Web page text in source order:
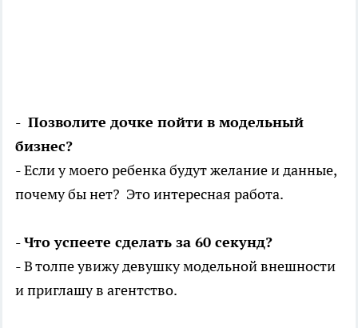
- Позволите дочке пойти в модельный
бизнес?
- Если у моего ребенка будут желание и данные,
почему бы нет? Это интересная работа.
- Что успеете сделать за 60 секунд?
- В толпе увижу девушку модельной внешности
и приглашу в агентство.